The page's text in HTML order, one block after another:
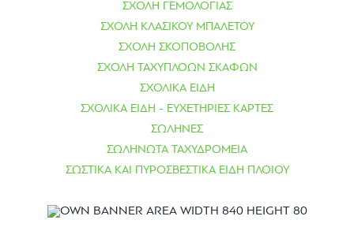
ΣΧΟΛΗ ΓΕΜΟΛΟΓΙΑΣ
ΣΧΟΛΗ ΚΛΑΣΙΚΟΥ ΜΠΑΛΕΤΟΥ
ΣΧΟΛΗ ΣΚΟΠΟΒΟΛΗΣ
ΣΧΟΛΗ ΤΑΧΥΠΛΟΩΝ ΣΚΑΦΩΝ
ΣΧΟΛΙΚΑ ΕΙΔΗ
ΣΧΟΛΙΚΑ ΕΙΔΗ - ΕΥΧΕΤΗΡΙΕΣ ΚΑΡΤΕΣ
ΣΩΛΗΝΕΣ
ΣΩΛΗΝΩΤΑ ΤΑΧΥΔΡΟΜΕΙΑ
ΣΩΣΤΙΚΑ ΚΑΙ ΠΥΡΟΣΒΕΣΤΙΚΑ ΕΙΔΗ ΠΛΟΙΟΥ